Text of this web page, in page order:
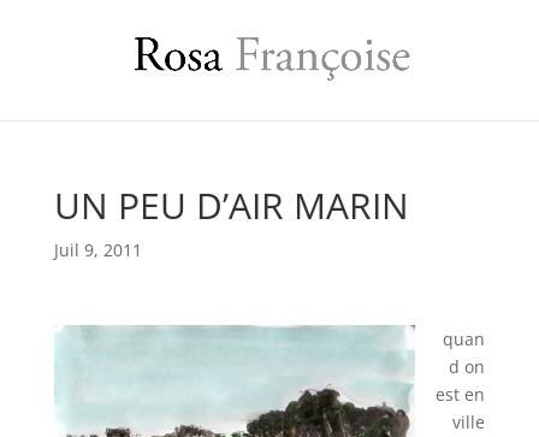
UN PEU D’AIR MARIN
Juil 9, 2011
quan
d on
est en
ville